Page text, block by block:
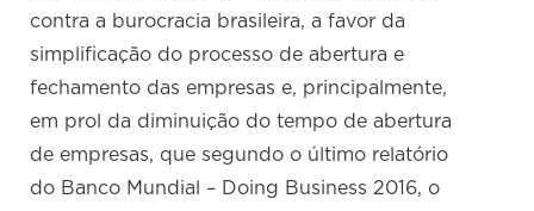
contra a burocracia brasileira, a favor da
simplificação do processo de abertura e
fechamento das empresas e, principalmente,
em prol da diminuição do tempo de abertura
de empresas, que segundo o último relatório
do Banco Mundial – Doing Business 2016, o